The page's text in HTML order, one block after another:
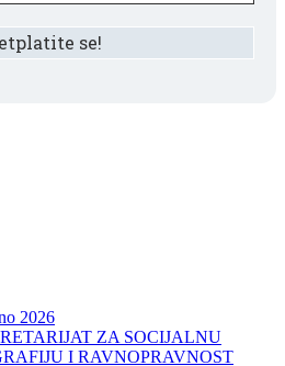
2026
ZA SOCIJALNU
I RAVNOPRAVNOST